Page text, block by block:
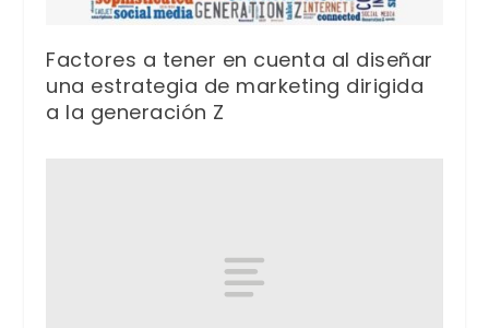
Factores a tener en cuenta al diseñar
una estrategia de marketing dirigida
a la generación Z